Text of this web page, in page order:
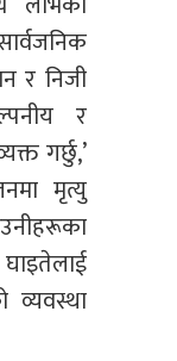
र निजी
र
गर्छु,’
मृत्यु
व्यवस्था